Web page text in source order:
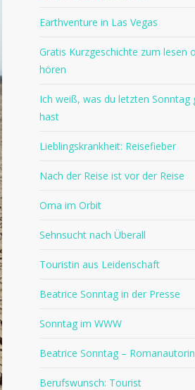
Earthventure in Las Vegas
Gratis Kurzgeschichte zum lesen
hören
Ich weiß, was du letzten Sonntag
hast
Lieblingskrankheit: Reisefieber
Nach der Reise ist vor der Reise
Oma im Orbit
Sehnsucht nach Überall
Touristin aus Leidenschaft
Beatrice Sonntag in der Presse
Sonntag im WWW
Beatrice Sonntag – Romanautorin
Berufswunsch: Tourist